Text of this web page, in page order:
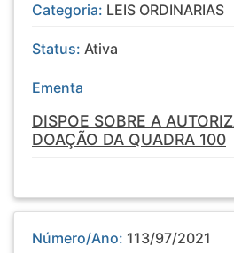
Categoria: LEIS ORDINARIAS
Status: Ativa
Ementa
DISPOE SOBRE A
DOAÇÃO DA QUADRA 100
Número/Ano: 113/97/2021